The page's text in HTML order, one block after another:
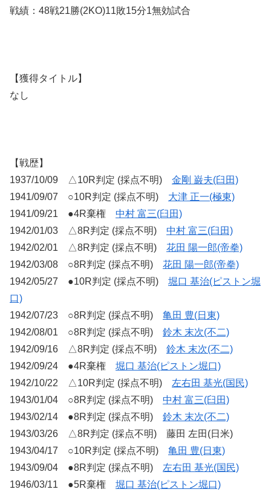
戦績：48戦21勝(2KO)11敗15分1無効試合
【獲得タイトル】
なし
【戦歴】
1937/10/09 △10R判定 (採点不明) 金剛 巌夫(臼田)
1941/09/07 ○10R判定 (採点不明) 大津 正一(極東)
1941/09/21 ●4R棄権 中村 富三(臼田)
1942/01/03 △8R判定 (採点不明) 中村 富三(臼田)
1942/02/01 △8R判定 (採点不明) 花田 陽一郎(帝拳)
1942/03/08 ○8R判定 (採点不明) 花田 陽一郎(帝拳)
1942/05/27 ●10R判定 (採点不明) 堀口 基治(ピストン堀
口)
1942/07/23 ○8R判定 (採点不明) 亀田 豊(日東)
1942/08/01 ○8R判定 (採点不明) 鈴木 末次(不二)
1942/09/16 △8R判定 (採点不明) 鈴木 末次(不二)
1942/09/24 ●4R棄権 堀口 基治(ピストン堀口)
1942/10/22 △10R判定 (採点不明) 左右田 基光(国民)
1943/01/04 ○8R判定 (採点不明) 中村 富三(臼田)
1943/02/14 ●8R判定 (採点不明) 鈴木 末次(不二)
1943/03/26 △8R判定 (採点不明) 藤田 左田(日米)
1943/04/17 ○10R判定 (採点不明) 亀田 豊(日東)
1943/09/04 ●8R判定 (採点不明) 左右田 基光(国民)
1946/03/11 ●5R棄権 堀口 基治(ピストン堀口)